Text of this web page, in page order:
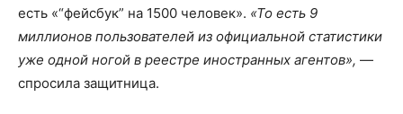
есть «“фейсбук” на 1500 человек». «То есть 9
миллионов пользователей из официальной статистики
уже одной ногой в реестре иностранных агентов», —
спросила защитница.